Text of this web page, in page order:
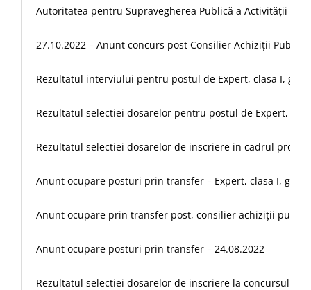
Autoritatea pentru Supravegherea Publică a Activității de
27.10.2022 – Anunt concurs post Consilier Achiziții
Rezultatul interviului pentru postul de Expert, clasa I,
Rezultatul selectiei dosarelor pentru postul de Expert,
Rezultatul selectiei dosarelor de inscriere in cadrul
Anunt ocupare posturi prin transfer – Expert, clasa I,
Anunt ocupare prin transfer post, consilier achiziții
Anunt ocupare posturi prin transfer – 24.08.2022
Rezultatul selectiei dosarelor de inscriere la concursul